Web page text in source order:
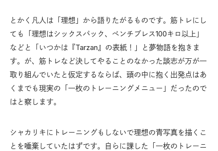
とかく凡人は「理想」から語りたがるものです。筋トレにし
ても「理想はシックスパック、ベンチプレス100キロ以上」
などと「いつかは『Tarzan』の表紙！」と夢物語を抱きま
す。が、筋トレなど決してやることのなかった談志が万が一
取り組んでいたと仮定するならば、頭の中に抱く出発点はあ
くまでも現実の「一枚のトレーニングメニュー」だったので
はと察します。
シャカリキにトレーニングもしないで理想の青写真を描くこ
とを唾棄していたはずです。自らに課した「一枚のトレーニ